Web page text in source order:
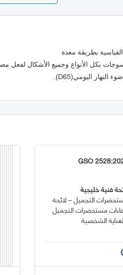
النهار اليومي)
D65
).
GSO
فنية خليجية
التجميل – لائحة
مستحضرات التجميل
الشخصية